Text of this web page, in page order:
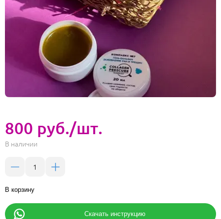
800 руб./шт.
В наличии
В корзину
Скачать инструкцию